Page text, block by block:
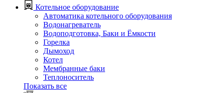
Котельное оборудование
Автоматика котельного оборудования
Водонагреватель
Водоподготовка, Баки и Ёмкости
Горелка
Дымоход
Котел
Мембранные баки
Теплоноситель
Показать все